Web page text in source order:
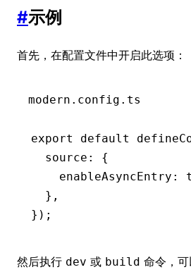
#示例
首先，在配置文件中开启此选项：
modern.config.ts
export default
  source
:
{
    enableAsyncEntry
:
  }
,
});
然后执行 dev 或 build 命令，